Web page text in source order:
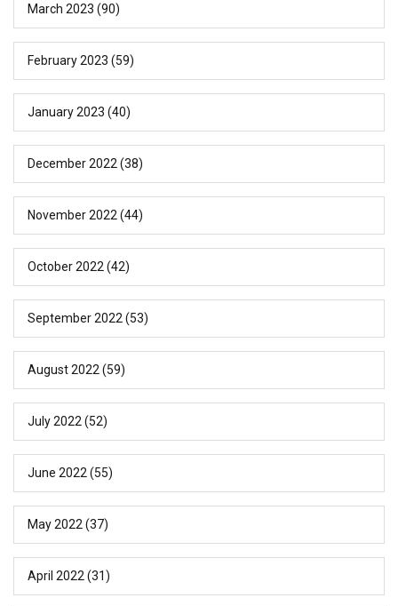
March 2023 (90)
February 2023 (59)
January 2023 (40)
December 2022 (38)
November 2022 (44)
October 2022 (42)
September 2022 (53)
August 2022 (59)
July 2022 (52)
June 2022 (55)
May 2022 (37)
April 2022 (31)